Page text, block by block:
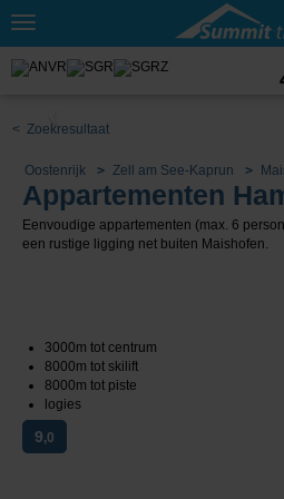
Toggle
< Zoekresultaat
Oostenrijk Zell am See-Kaprun
Appartementen
Eenvoudige appartementen (max. 6
een rustige ligging net buiten Maishofen.
3000m tot centrum
8000m tot skilift
8000m tot piste
logies
9,0